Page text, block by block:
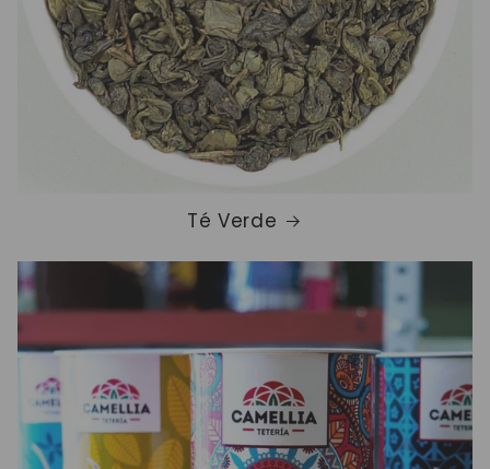
Té Verde